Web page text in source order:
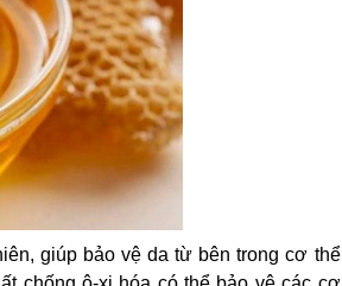
giúp bảo vệ da từ bên trong cơ thể